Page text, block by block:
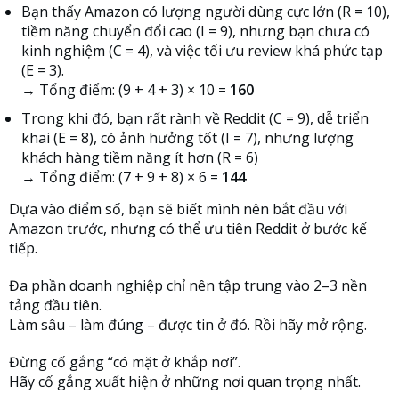
Bạn thấy Amazon có lượng người dùng cực lớn (R = 10),
tiềm năng chuyển đổi cao (I = 9), nhưng bạn chưa có
kinh nghiệm (C = 4), và việc tối ưu review khá phức tạp
(E = 3).
→ Tổng điểm: (9 + 4 + 3) × 10 = 160
Trong khi đó, bạn rất rành về Reddit (C = 9), dễ triển
khai (E = 8), có ảnh hưởng tốt (I = 7), nhưng lượng
khách hàng tiềm năng ít hơn (R = 6)
→ Tổng điểm: (7 + 9 + 8) × 6 = 144
Dựa vào điểm số, bạn sẽ biết mình nên bắt đầu với
Amazon trước, nhưng có thể ưu tiên Reddit ở bước kế
tiếp.
Đa phần doanh nghiệp chỉ nên tập trung vào 2–3 nền
tảng đầu tiên.
Làm sâu – làm đúng – được tin ở đó. Rồi hãy mở rộng.
Đừng cố gắng “có mặt ở khắp nơi”.
Hãy cố gắng xuất hiện ở những nơi quan trọng nhất.